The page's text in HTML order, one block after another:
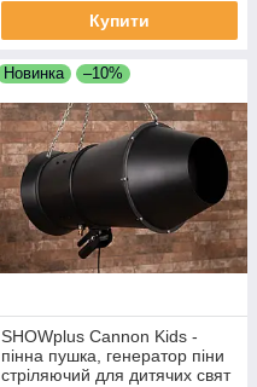
Купити
Новинка –10%
SHOWplus Cannon Kids -
пінна пушка, генератор піни
стріляючий для дитячих свят